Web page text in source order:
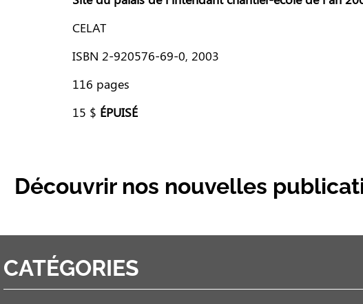
CELAT
ISBN 2-920576-69-0, 2003
116 pages
15 $ ÉPUISÉ
Découvrir nos nouvelles
CATÉGORIES